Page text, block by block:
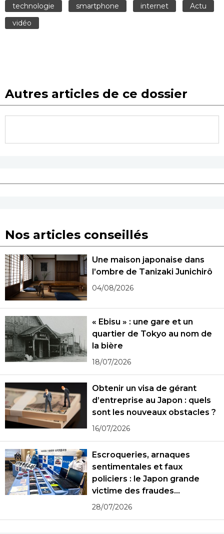
technologie smartphone internet
Actu
vidéo
Autres articles de ce dossier
Nos articles conseillés
Une maison japonaise dans
l’ombre de Tanizaki Junichirô
04/08/2026
« Ebisu » : une gare et un
quartier de Tokyo au nom de
la bière
18/07/2026
Obtenir un visa de gérant
d’entreprise au Japon : quels
sont les nouveaux obstacles ?
16/07/2026
Escroqueries, arnaques
sentimentales et faux
policiers : le Japon grande
victime des fraudes
spécialisées
28/07/2026